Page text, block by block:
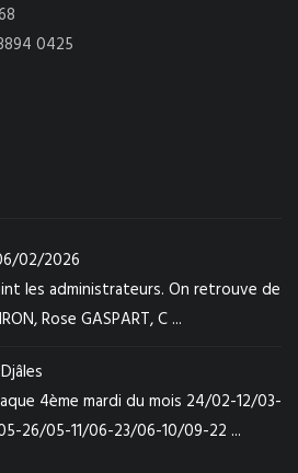
0425
02/2026
les administrateurs. On retrouve de
Rose GASPART, C ...
4ème mardi du mois 24/02-12/03-
26/05-11/06-23/06-10/09-22 ...